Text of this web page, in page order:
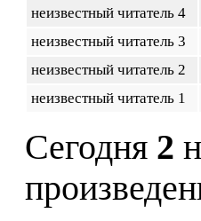
неизвестный читатель 4
неизвестный читатель 3
неизвестный читатель 2
неизвестный читатель 1
Сегодня 2